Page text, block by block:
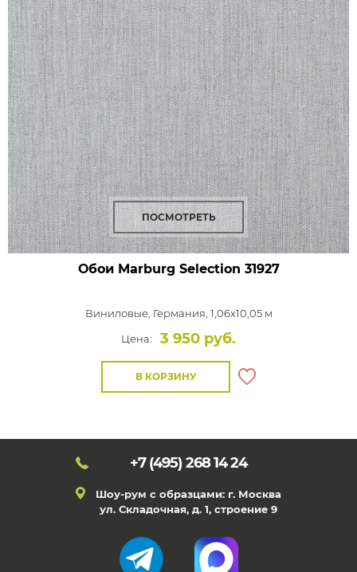
ПОСМОТРЕТЬ
Обои Marburg Selection 31927
Виниловые, Германия, 1,06x10,05 м
Цена:
3 950 руб.
В КОРЗИНУ
+7 (495) 268 14 24
Шоу-рум с образцами: г. Москва
ул. Складочная, д. 1, строение 9